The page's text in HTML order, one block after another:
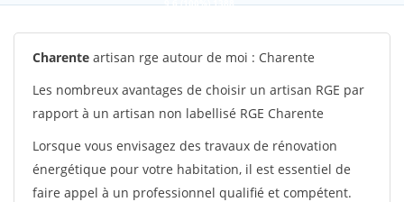
9,6(100%)1388
votes
Charente artisan rge autour de moi : Charente
Les nombreux avantages de choisir un artisan RGE par
rapport à un artisan non labellisé RGE Charente
Lorsque vous envisagez des travaux de rénovation
énergétique pour votre habitation, il est essentiel de
faire appel à un professionnel qualifié et compétent.